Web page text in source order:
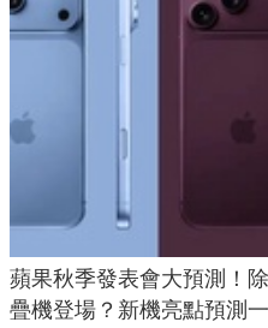
蘋果秋季發表會大預測！
疊機登場？新機亮點預測